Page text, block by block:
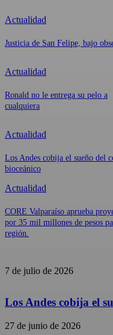
Actualidad
Justicia de San Felipe, bajo
Actualidad
Ronald no le entrega su pelo a
cualquiera
Actualidad
Los Andes cobija el sueño del
bioceánico
Actualidad
CORE Valparaíso aprueba
por 35 mil millones de pesos
región.
7 de julio de 2026
Los Andes cobija el
27 de junio de 2026